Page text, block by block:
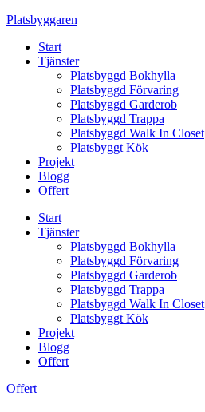
Skip
content
Platsbyggaren
Start
Tjänster
Platsbyggd Bokhylla
Platsbyggd Förvaring
Platsbyggd Garderob
Platsbyggd Trappa
Platsbyggd Walk In Closet
Platsbyggt Kök
Projekt
Blogg
Offert
Start
Tjänster
Platsbyggd Bokhylla
Platsbyggd Förvaring
Platsbyggd Garderob
Platsbyggd Trappa
Platsbyggd Walk In Closet
Platsbyggt Kök
Projekt
Blogg
Offert
Offert